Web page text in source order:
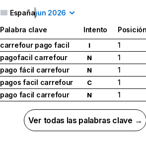
Españajun 2026
Palabra clave Intento
carrefour pago facil
I
1
pagofacil carrefour
N
1
pago fácil carrefour
N
1
pagos facil carrefour
C
1
pago facil carrefour
N 1
Ver todas las palabras clave →